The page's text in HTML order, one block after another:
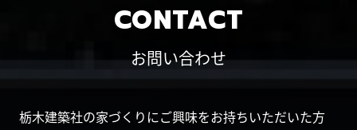
CONTACT
お問い合わせ
栃木建築社の家づくりにご興味をお持ちいただいた方